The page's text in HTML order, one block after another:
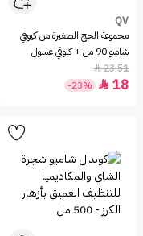
QV
مجموعة الحج الصغيرة من كيوفي
شامبو 90 مل + كيوفي غسول
للجسم 40 ملل
23.51

18

-23%